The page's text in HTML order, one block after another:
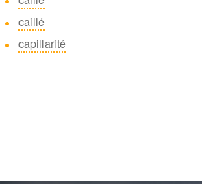
caillé
capillarité